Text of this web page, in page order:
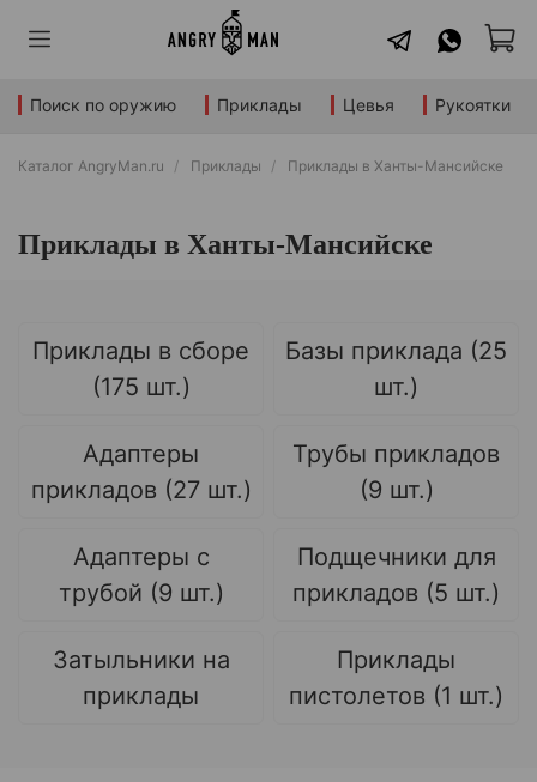
Поиск по оружию Приклады Цевья Рукоятки
Каталог AngryMan.ru Приклады Приклады в Ханты-Мансийске
Приклады в Ханты-Мансийске
Приклады в сборе
(175 шт.)
Базы приклада (25
шт.)
Адаптеры
прикладов (27 шт.)
Трубы прикладов
(9 шт.)
Адаптеры с
трубой (9 шт.)
Подщечники для
прикладов (5 шт.)
Затыльники на
приклады
Приклады
пистолетов (1 шт.)